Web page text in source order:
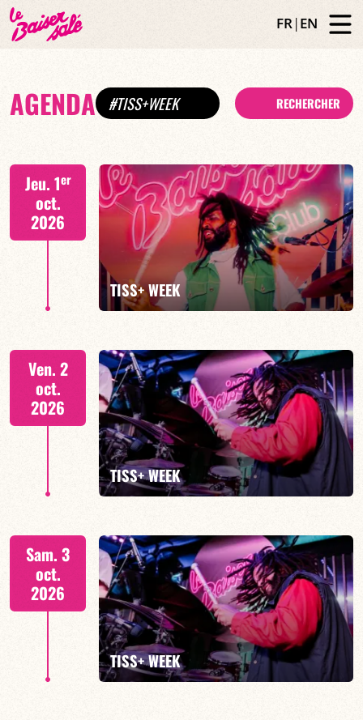
FR|EN
AGENDA #TISS+WEEK RECHERCHER
Jeu. 1er
oct.
2026
TISS+ WEEK
Tiss Rodriguez batterie/lead
EN SAVOIR PLUS
Ven. 2
oct.
2026
TISS+ WEEK
Tiss Rodriguez batterie/lead
EN SAVOIR PLUS
Sam. 3
oct.
2026
TISS+ WEEK